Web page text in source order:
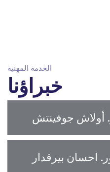
الخدمة المهنية
خبراؤنا
جوفينتش
بيرقدار